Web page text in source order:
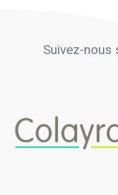
Suivez-nous